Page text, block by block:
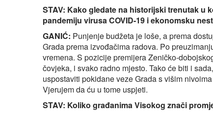
STAV: Kako gledate na historijski trenutak u
pandemiju virusa COVID-19 i ekonomsku
GANIĆ: Punjenje budžeta je loše, a prema
Grada prema izvođačima radova. Po
vremena. S pozicije premijera Zeničko-
čovjeka, i svako radno mjesto. Tako će biti i
uspostaviti pokidane veze Grada s višim
Vjerujem da ću u tome uspjeti.
STAV: Koliko građanima Visokog znači